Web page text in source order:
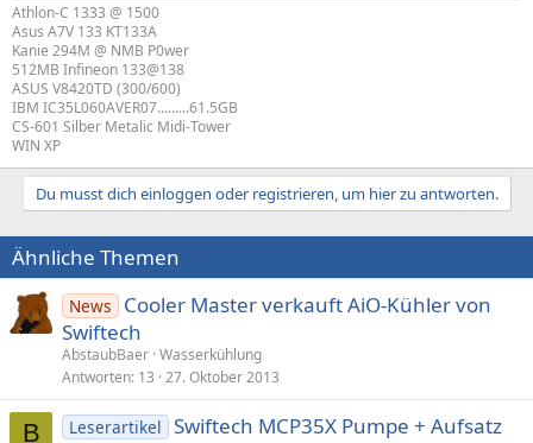
Athlon-C 1333 @ 1500
Asus A7V 133 KT133A
Kanie 294M @ NMB P0wer
512MB Infineon 133@138
ASUS V8420TD (300/600)
IBM IC35L060AVER07.........61.5GB
CS-601 Silber Metalic Midi-Tower
WIN XP
Du musst dich einloggen oder registrieren, um hier zu antworten.
Ähnliche Themen
News
Cooler Master verkauft AiO-Kühler von
Swiftech
AbstaubBaer Wasserkühlung
Antworten 13 27. Oktober 2013
B Leserartikel Swiftech MCP35X Pumpe + Aufsatz